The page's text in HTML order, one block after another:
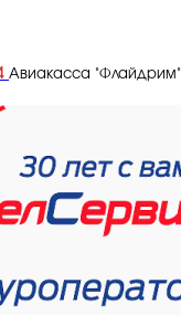
Авиакасса "Флайдрим"